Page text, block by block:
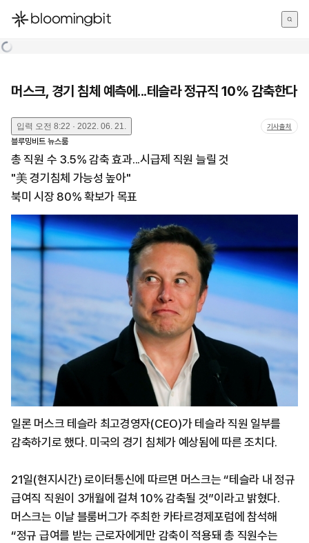
한국어
머스크, 경기 침체 예측에...테슬라 정규직 10% 감축한다
입력 오전 8:22 · 2022. 06. 21. 기사출처
블루밍비트 뉴스룸
총 직원 수 3.5% 감축 효과...시급제 직원 늘릴 것
"美 경기침체 가능성 높아"
북미 시장 80% 확보가 목표
일론 머스크 테슬라 최고경영자(CEO)가 테슬라 직원 일부를
감축하기로 했다. 미국의 경기 침체가 예상됨에 따른 조치다.
21일(현지시간) 로이터통신에 따르면 머스크는 “테슬라 내 정규
급여직 직원이 3개월에 걸쳐 10% 감축될 것”이라고 밝혔다.
머스크는 이날 블룸버그가 주최한 카타르경제포럼에 참석해
“정규 급여를 받는 근로자에게만 감축이 적용돼 총 직원수는